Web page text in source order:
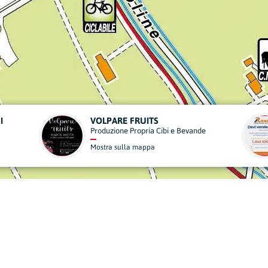
RONCASA
Agenzie Immobiliari
Mostra sulla mappa